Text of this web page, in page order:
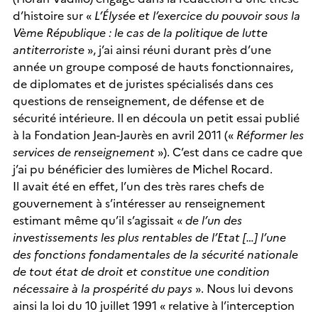
d’histoire sur « L’Élysée et l’exercice du pouvoir sous la
Vème République : le cas de la politique de lutte
antiterroriste », j’ai ainsi réuni durant près d’une
année un groupe composé de hauts fonctionnaires,
de diplomates et de juristes spécialisés dans ces
questions de renseignement, de défense et de
sécurité intérieure. Il en découla un petit essai publié
à la Fondation Jean-Jaurès en avril 2011 (« Réformer les
services de renseignement»). C’est dans ce cadre que
j’ai pu bénéficier des lumières de Michel Rocard.
Il avait été en effet, l’un des très rares chefs de
gouvernement à s’intéresser au renseignement
estimant même qu’il s’agissait «de l’un des
investissements les plus rentables de l’Etat […] l’une
des fonctions fondamentales de la sécurité nationale
de tout état de droit et constitue une condition
nécessaire à la prospérité du pays ». Nous lui devons
ainsi la loi du 10 juillet 1991 « relative à l’interception